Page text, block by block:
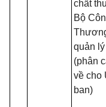
chất
Bộ
quản lý
(phân
về cho
ban)